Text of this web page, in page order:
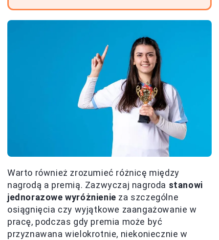
Warto również zrozumieć różnicę między
nagrodą a premią. Zazwyczaj nagroda stanowi
jednorazowe wyróżnienie za szczególne
osiągnięcia czy wyjątkowe zaangażowanie w
pracę, podczas gdy premia może być
przyznawana wielokrotnie, niekoniecznie w